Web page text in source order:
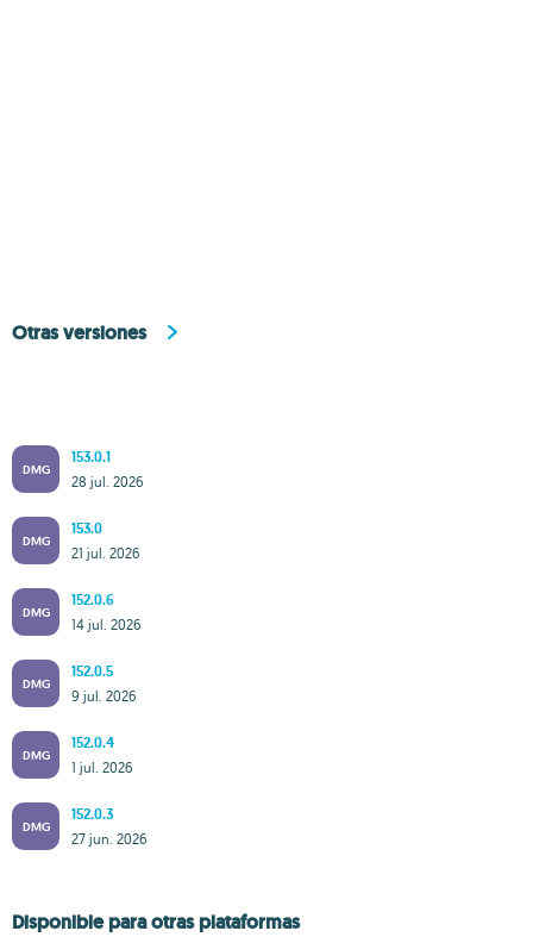
Otras versiones
DMG
153.0.1
28 jul. 2026
DMG
153.0
21 jul. 2026
DMG
152.0.6
14 jul. 2026
DMG
152.0.5
9 jul. 2026
DMG
152.0.4
1 jul. 2026
DMG
152.0.3
27 jun. 2026
Disponible para otras plataformas